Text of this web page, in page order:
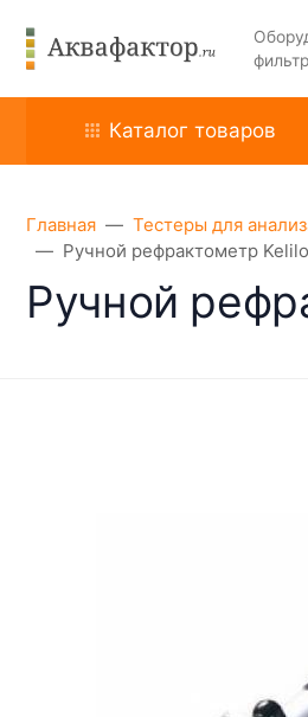
Каталог товаров
Главная Тестеры для
Ручной рефрактометр
Ручной